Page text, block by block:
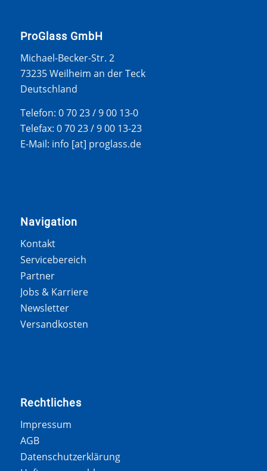
ProGlass GmbH
Michael-Becker-Str. 2
73235 Weilheim an der Teck
Deutschland
Telefon: 0 70 23 / 9 00 13-0
Telefax: 0 70 23 / 9 00 13-23
E-Mail: info [at] proglass.de
Navigation
Kontakt
Servicebereich
Partner
Jobs & Karriere
Newsletter
Versandkosten
Rechtliches
Impressum
AGB
Datenschutzerklärung